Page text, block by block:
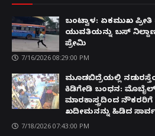
ಬಂಟ್ವಾಳ: ಏಕಮುಖ ಪ್ರೀತಿ
ಯುವತಿಯನ್ನು ಬಸ್
ಪ್ರೇಮಿ
7/16/2026 08:29:00 PM
ಮೂಡಬಿದ್ರೆಯಲ್ಲಿ
ಕಿಡಿಗೇಡಿ ಬಂಧನ: ಮೊಬೈಲ್
ಮಾರಕಾಸ್ತ್ರದಿಂದ
ಖದೀಮನನ್ನು ಹಿಡಿದ
7/18/2026 07:43:00 PM